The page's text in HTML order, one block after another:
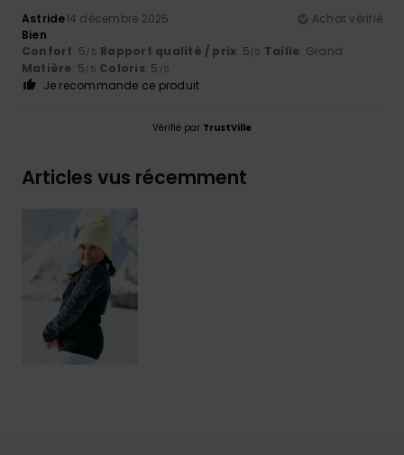
Astride14 décembre 2025
Achat vérifié
Bien
Confort: 5/5 Rapport qualité / prix: 5/5 Taille: Grand
Matière: 5/5 Coloris: 5 /5
Je recommande ce produit
Vérifié par TrustVille
Articles vus récemment